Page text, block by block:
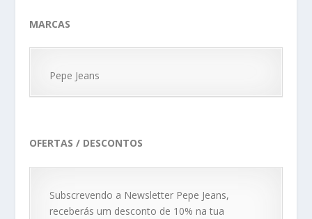
MARCAS
Pepe Jeans
OFERTAS / DESCONTOS
Subscrevendo a Newsletter Pepe Jeans,
receberás um desconto de 10% na tua